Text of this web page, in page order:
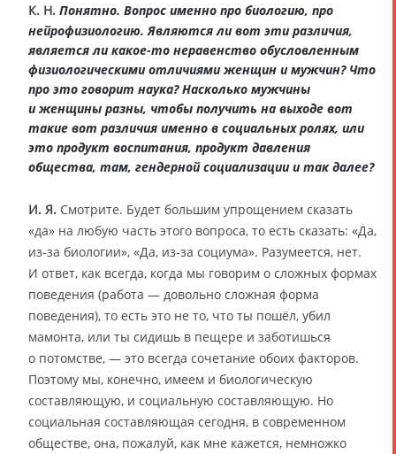
К. Н. Понятно. Вопрос именно про биологию, про
нейрофизиологию. Являются ли вот эти различия,
является ли какое-то неравенство обусловленным
физиологическими отличиями женщин и мужчин? Что
про это говорит наука? Насколько мужчины
и женщины разны, чтобы получить на выходе вот
такие вот различия именно в социальных ролях, или
это продукт воспитания, продукт давления
общества, там, гендерной социализации и так далее?
И. Я. Смотрите. Будет большим упрощением сказать
«да» на любую часть этого вопроса, то есть сказать: «Да,
из-за биологии», «Да, из-за социума». Разумеется, нет.
И ответ, как всегда, когда мы говорим о сложных формах
поведения (работа — довольно сложная форма
поведения), то есть это не то, что ты пошёл, убил
мамонта, или ты сидишь в пещере и заботишься
о потомстве, — это всегда сочетание обоих факторов.
Поэтому мы, конечно, имеем и биологическую
составляющую, и социальную составляющую. Но
социальная составляющая сегодня, в современном
обществе, она, пожалуй, как мне кажется, немножко